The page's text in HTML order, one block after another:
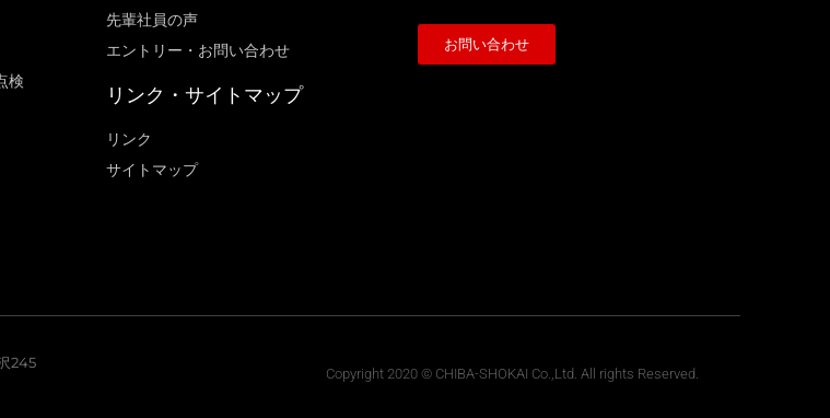
検
先輩社員の声
エントリー・お問い合わせ
リンク・サイトマップ
リンク
サイトマップ
お問い合わせ
245
Copyright 2020 © CHIBA-SHOKAI Co.,Ltd. All rights Reserved.